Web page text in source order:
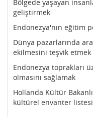
Bölgede yaşayan
geliştirmek
Endonezya'nın eğitim
Dünya pazarlarında
ekilmesini teşvik etmek
Endonezya toprakları
olmasını sağlamak
Hollanda Kültür
kültürel envanter